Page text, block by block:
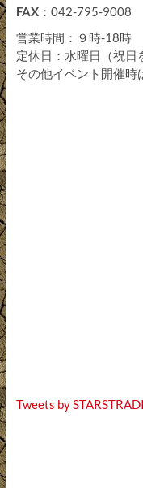
FAX：042-795-9008
営業時間：９時-18時
定休日：水曜日（祝日
その他イベント開催時
Tweets by